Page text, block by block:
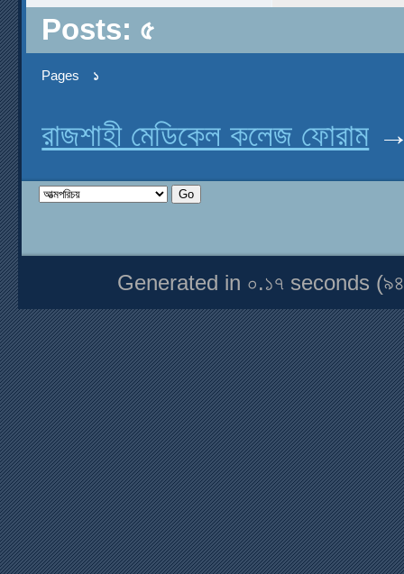
Posts: ৫
Pages ১
রাজশাহী মেডিকেল কলেজ ফোরাম
Generated in ০.১৭ seconds